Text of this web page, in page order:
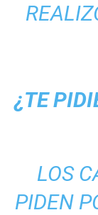
¿TE
LOS
PIDEN